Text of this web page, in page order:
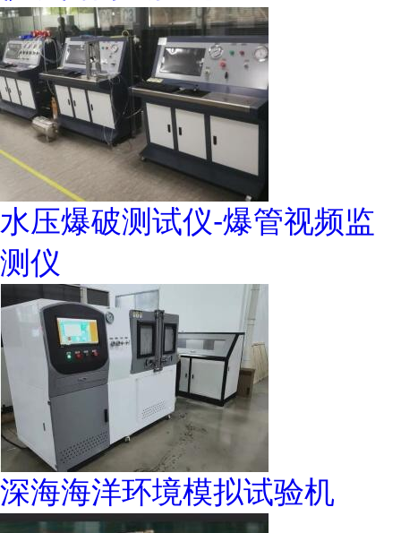
水压爆破测试仪-爆管视频监
测仪
深海海洋环境模拟试验机